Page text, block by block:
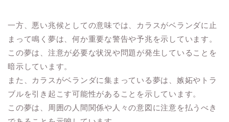
一方、悪い兆候としての意味では、カラスがベランダに止
まって鳴く夢は、何か重要な警告や予兆を示しています。
この夢は、注意が必要な状況や問題が発生していることを
暗示しています。
また、カラスがベランダに集まっている夢は、嫉妬やトラ
ブルを引き起こす可能性があることを示しています。
この夢は、周囲の人間関係や人々の意図に注意を払うべき